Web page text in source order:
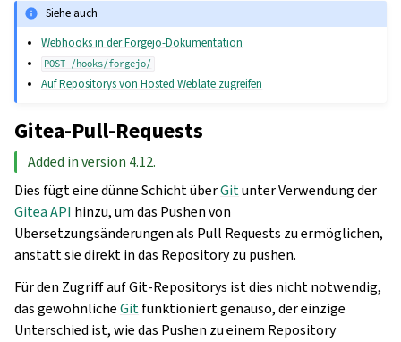
Siehe auch
Webhooks in der Forgejo-Dokumentation
POST /hooks/forgejo/
Auf Repositorys von Hosted Weblate zugreifen
Gitea-Pull-Requests
Added in version 4.12.
Dies fügt eine dünne Schicht überGitunter Verwendung der
Gitea API hinzu, um das Pushen von
Übersetzungsänderungen als Pull Requests zu ermöglichen,
anstatt sie direkt in das Repository zu pushen.
Für den Zugriff auf Git-Repositorys ist dies nicht notwendig,
das gewöhnlicheGitfunktioniert genauso, der einzige
Unterschied ist, wie das Pushen zu einem Repository